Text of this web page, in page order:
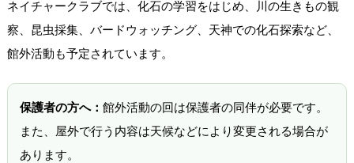
ネイチャークラブでは、化石の学習をはじめ、川の生きもの観
察、昆虫採集、バードウォッチング、天神での化石探索など、
館外活動も予定されています。
保護者の方へ： 館外活動の回は保護者の同伴が必要です。
また、屋外で行う内容は天候などにより変更される場合が
あります。